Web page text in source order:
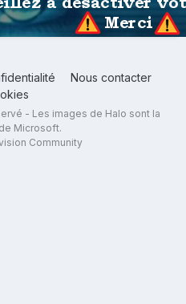
Nous contacter
- Les images de Halo sont la
Microsoft.
Community